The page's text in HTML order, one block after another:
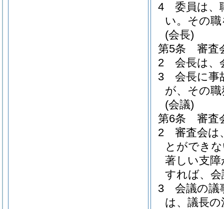
4
委員は、
い。 その
(会長)
第5条
審査
2
会長は、
3
会長に事
が、その
(会議)
第6条
審査
2
審査会は
とができ
著しい支
すれば、
3
会議の議
は、議長